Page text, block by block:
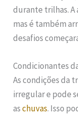
durante trilhas. A
mas é também
desafios
Condicionantes
As condições da
irregular e pode
aschuvas. Isso